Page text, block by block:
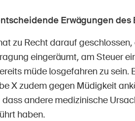
Erwägungen
zu Recht darauf
eingeräumt, am Steuer
müde losgefahren zu sein.
X zudem gegen Müdigkeit
andere medizinische
haben.